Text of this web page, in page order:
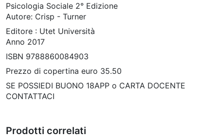
Psicologia Sociale 2° Edizione
Autore: Crisp - Turner
Editore : Utet Università
Anno 2017
ISBN 9788860084903
Prezzo di copertina euro 35.50
SE POSSIEDI BUONO 18APP o CARTA DOCENTE
CONTATTACI
Prodotti correlati